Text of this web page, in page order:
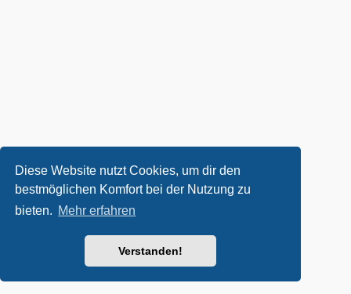
Diese Website nutzt Cookies, um dir den
bestmöglichen Komfort bei der Nutzung zu
bieten. Mehr erfahren
Verstanden!